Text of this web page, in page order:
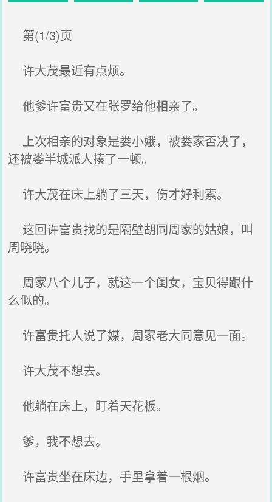
第(1/3)页
许大茂最近有点烦。
他爹许富贵又在张罗给他相亲了。
上次相亲的对象是娄小娥，被娄家否决了，
还被娄半城派人揍了一顿。
许大茂在床上躺了三天，伤才好利索。
这回许富贵找的是隔壁胡同周家的姑娘，叫
周晓晓。
周家八个儿子，就这一个闺女，宝贝得跟什
么似的。
许富贵托人说了媒，周家老大同意见一面。
许大茂不想去。
他躺在床上，盯着天花板。
爹，我不想去。
许富贵坐在床边，手里拿着一根烟。